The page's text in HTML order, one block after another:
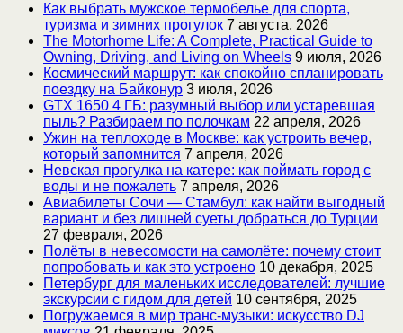
Как выбрать мужское термобелье для спорта,
туризма и зимних прогулок 7 августа, 2026
The Motorhome Life: A Complete, Practical Guide to
Owning, Driving, and Living on Wheels 9 июля, 2026
Космический маршрут: как спокойно спланировать
поездку на Байконур 3 июля, 2026
GTX 1650 4 ГБ: разумный выбор или устаревшая
пыль? Разбираем по полочкам 22 апреля, 2026
Ужин на теплоходе в Москве: как устроить вечер,
который запомнится 7 апреля, 2026
Невская прогулка на катере: как поймать город с
воды и не пожалеть 7 апреля, 2026
Авиабилеты Сочи — Стамбул: как найти выгодный
вариант и без лишней суеты добраться до Турции
27 февраля, 2026
Полёты в невесомости на самолёте: почему стоит
попробовать и как это устроено 10 декабря, 2025
Петербург для маленьких исследователей: лучшие
экскурсии с гидом для детей 10 сентября, 2025
Погружаемся в мир транс-музыки: искусство DJ